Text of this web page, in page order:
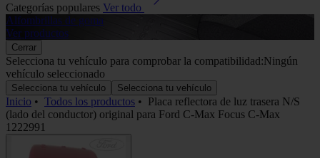
Categorías populares Ver todo
Alfombrillas de goma
Ver productos
Cerrar
Selecciona tu vehículo para comprobar la compatibilidad:Ningún
vehículo seleccionado
Selecciona tu vehículo Selecciona tu vehículo
Inicio • Todos los productos • Placa reflectora de luz trasera N/S
(lado del conductor) original para Ford C-Max Focus C-Max
1222991